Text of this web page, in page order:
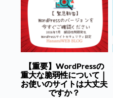
【重要】WordPressの
重大な脆弱性について｜
お使いのサイトは大丈夫
ですか？